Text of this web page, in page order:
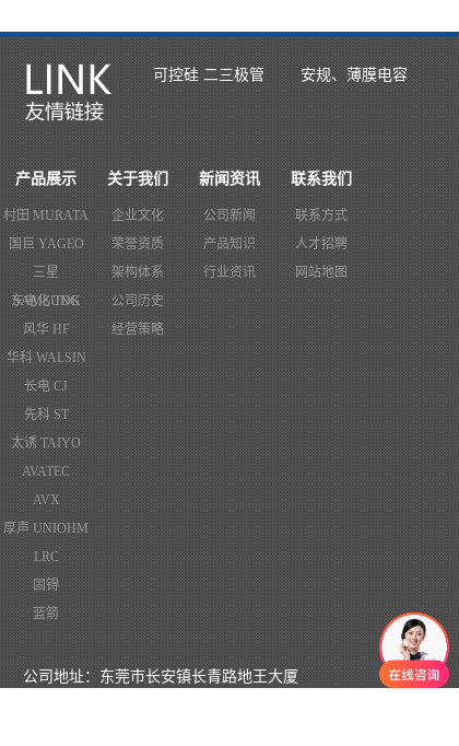
可控硅 二三极管 安规、薄膜电容
产品展示
村田 MURATA
国巨 YAGEO
三星
SAMSUNG
东电化 TDK
风华 HF
华科 WALSIN
长电 CJ
先科 ST
太诱 TAIYO
AVATEC
AVX
厚声 UNIOHM
LRC
固锝
蓝箭
关于我们
企业文化
荣誉资质
架构体系
公司历史
经营策略
新闻资讯
公司新闻
产品知识
行业资讯
联系我们
联系方式
人才招聘
网站地图
公司地址：东莞市长安镇长青路地王大厦